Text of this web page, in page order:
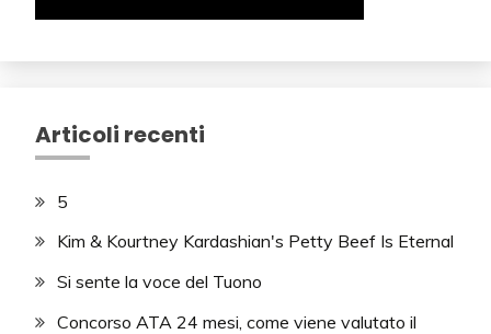
Articoli recenti
5
Kim & Kourtney Kardashian's Petty Beef Is Eternal
Si sente la voce del Tuono
Concorso ATA 24 mesi, come viene valutato il